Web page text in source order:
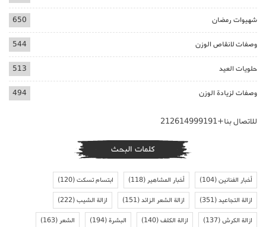
شهيوات رمضان 650
وصفات لانقاص الوزن 544
حلويات العيد 513
وصفات لزيادة الوزن 494
للاتصال بنا+212614999191
كلمات البحث
أخبار الفنانين(104) أخبار المشاهير(118) ابتسام تسكت(120)
ازالة التجاعيد(351) ازالة الشعر الزائد(151) ازالة الشيب(222)
ازالة الكرش(137) ازالة الكلف(140) البشرة(194) الشعر(163)